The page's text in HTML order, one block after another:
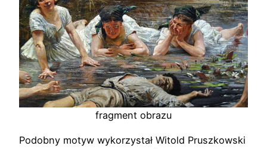
fragment obrazu
Podobny motyw wykorzystał Witold Pruszkowski